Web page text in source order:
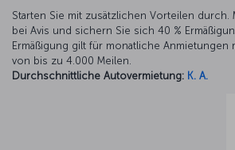
Starten Sie mit zusätzlichen Vorteilen durch.
bei Avis und sichern Sie sich 40 %
Ermäßigung gilt für monatliche Anmietungen
von bis zu 4.000 Meilen.
Durchschnittliche Autovermietung: K. A.